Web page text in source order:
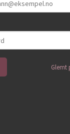
Glemt